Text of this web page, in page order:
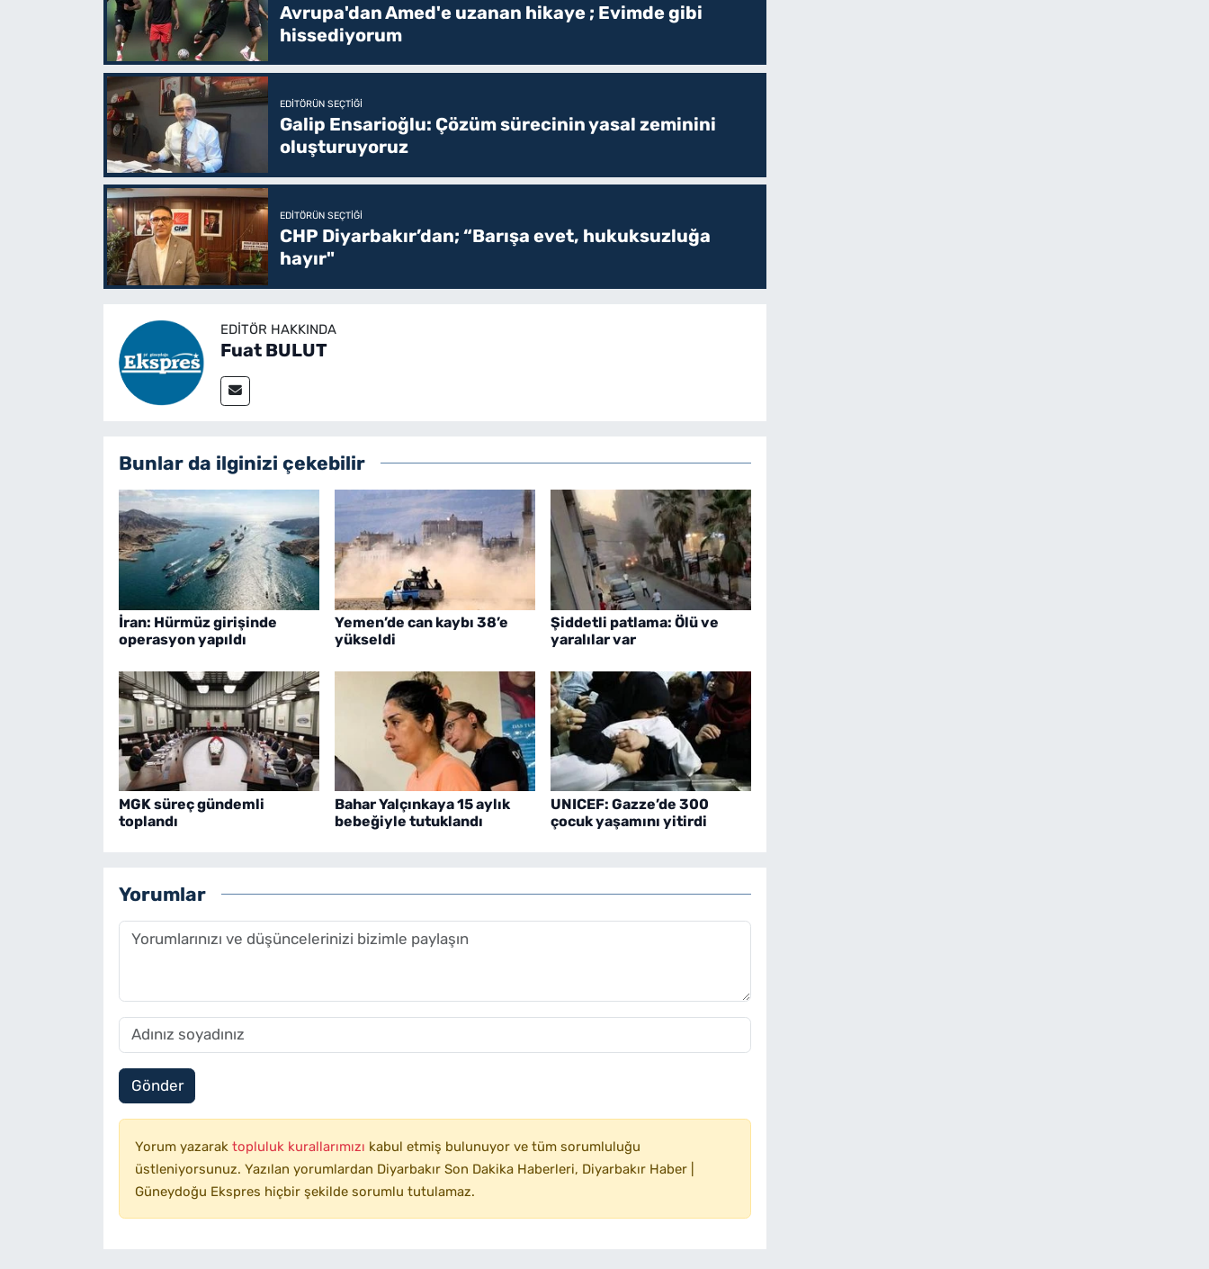
Avrupa'dan Amed'e uzanan hikaye ; Evimde gibi
hissediyorum
EDITÖRÜN SEÇTIĞI
Galip Ensarioğlu: Çözüm sürecinin yasal zeminini
oluşturuyoruz
EDITÖRÜN SEÇTIĞI
CHP Diyarbakır’dan; “Barışa evet, hukuksuzluğa
hayır"
EDITÖR HAKKINDA
Fuat BULUT
Bunlar da ilginizi çekebilir
İran: Hürmüz girişinde
operasyon yapıldı
Yemen’de can kaybı 38’e
yükseldi
Şiddetli patlama: Ölü ve
yaralılar var
MGK süreç gündemli
toplandı
Bahar Yalçınkaya 15 aylık
bebeğiyle tutuklandı
UNICEF: Gazze’de 300
çocuk yaşamını yitirdi
Yorumlar
Gönder
Yorum yazarak topluluk kurallarımızı kabul etmiş bulunuyor ve tüm sorumluluğu
üstleniyorsunuz. Yazılan yorumlardan Diyarbakır Son Dakika Haberleri, Diyarbakır Haber |
Güneydoğu Ekspres hiçbir şekilde sorumlu tutulamaz.